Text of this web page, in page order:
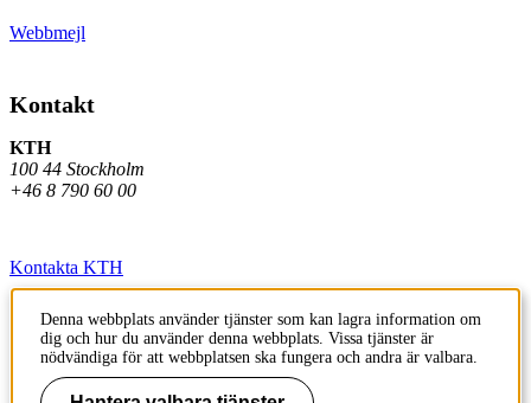
Webbmejl
Kontakt
KTH
100 44 Stockholm
+46 8 790 60 00
Kontakta KTH
Jobba på KTH
Press och media
Denna webbplats använder tjänster som kan lagra information om
dig och hur du använder denna webbplats. Vissa tjänster är
nödvändiga för att webbplatsen ska fungera och andra är valbara.